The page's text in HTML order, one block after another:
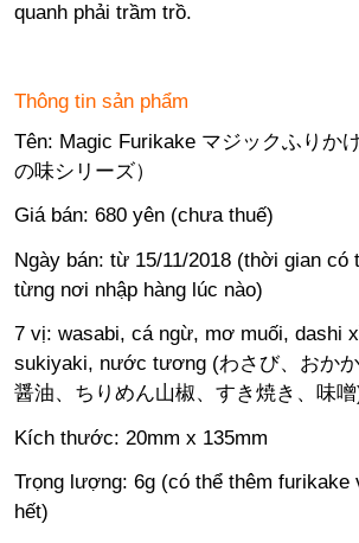
quanh phải trầm trồ.
Thông tin sản phẩm
Tên: Magic Furikake マジックふりか
の味シリーズ）
Giá bán: 680 yên (chưa thuế)
Ngày bán: từ 15/11/2018 (thời gian có
từng nơi nhập hàng lúc nào)
7 vị: wasabi, cá ngừ, mơ muối, dashi
sukiyaki, nước tương (わさび、おか
醤油、ちりめん山椒、すき焼き、味
Kích thước: 20mm x 135mm
Trọng lượng: 6g (có thể thêm furikake
hết)